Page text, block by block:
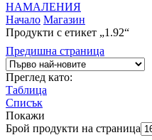
НАМАЛЕНИЯ
Начало Магазин
Продукти с етикет „1.92“
Предишна страница
Преглед като:
Таблица
Списък
Покажи
Брой продукти на страница